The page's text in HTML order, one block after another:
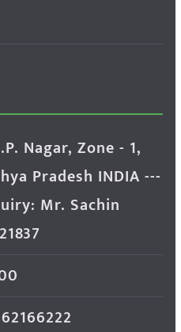
Nagar, Zone - 1,
Pradesh INDIA ---
Mr. Sachin